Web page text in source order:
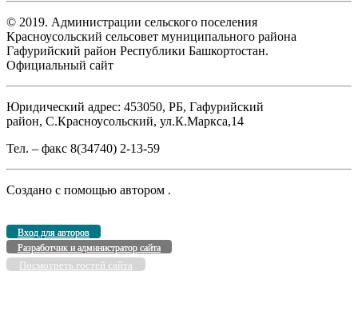
© 2019. Администрации сельского поселения
Красноусольский сельсовет муниципального района
Гафурийский район Республики Башкортостан.
Официальный сайт
Юридический адрес: 453050, РБ, Гафурийский
район, С.Красноусольский, ул.К.Маркса,14
Тел. – факс 8(34740) 2-13-59
Создано с помощью автором .
Вход для авторов
Разработчик и администратор сайта
Посмотреть гостей сайта